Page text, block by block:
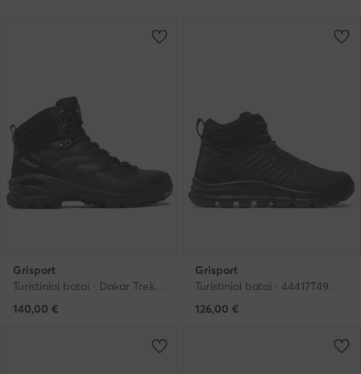
Grisport
Turistiniai batai · Dakar Trekking 2.0 15203D15G · Ruda
140,00 €
Grisport
Turistiniai batai · 44417T49G · Juoda
126,00 €